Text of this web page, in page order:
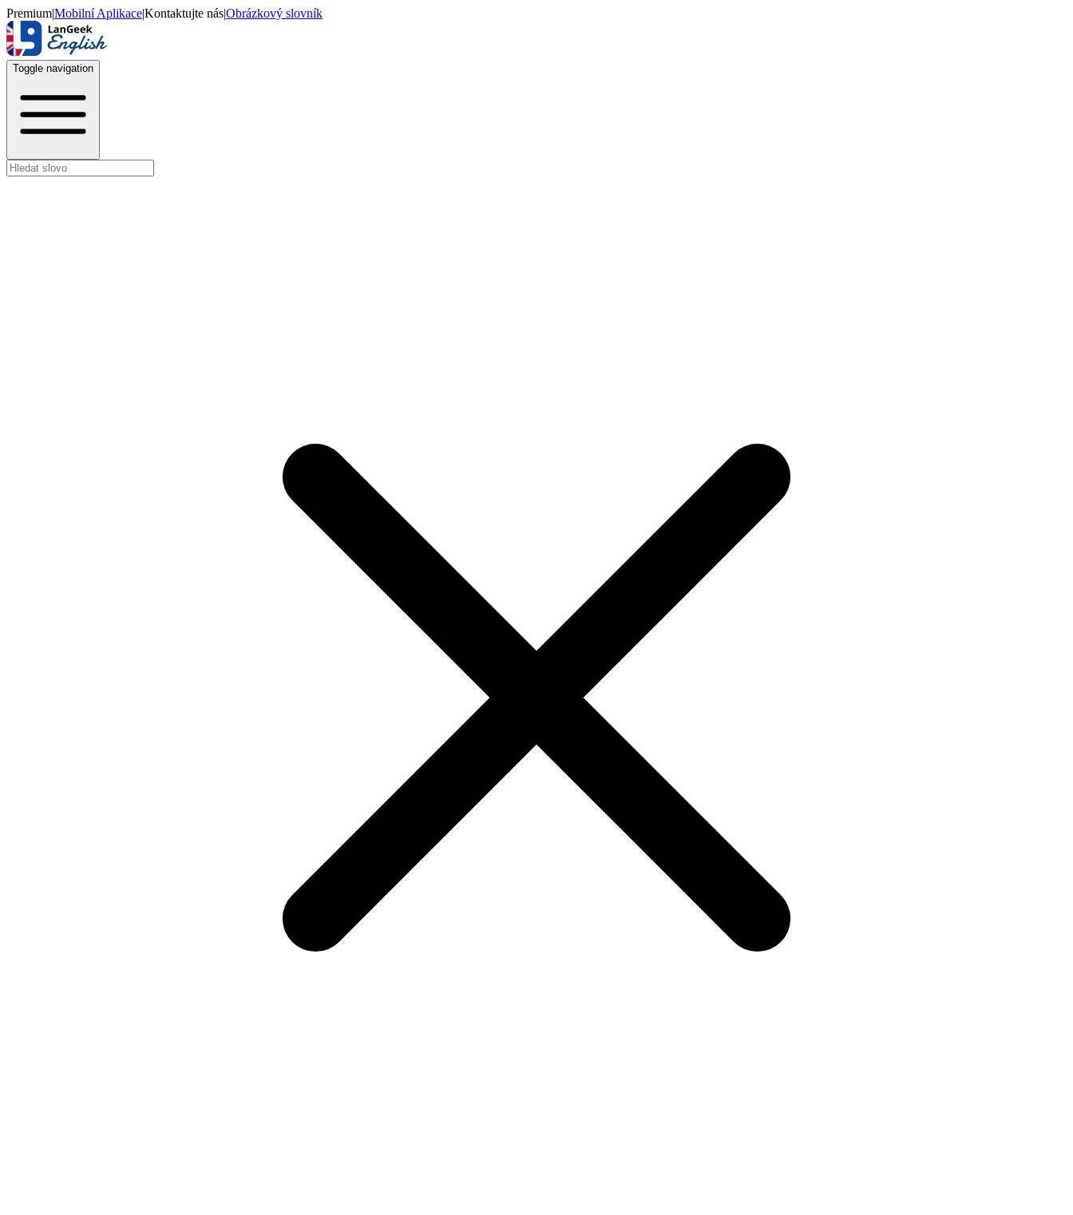
Premium|Mobilní Aplikace|Kontaktujte nás|Obrázkový slovník
Toggle navigation